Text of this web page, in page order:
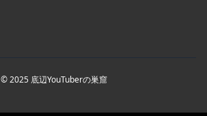
© 2025 底辺YouTuberの巣窟